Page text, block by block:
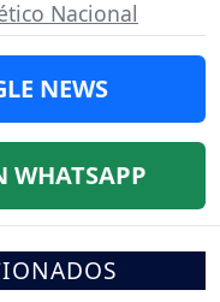
Nacional
NEWS
WHATSAPP